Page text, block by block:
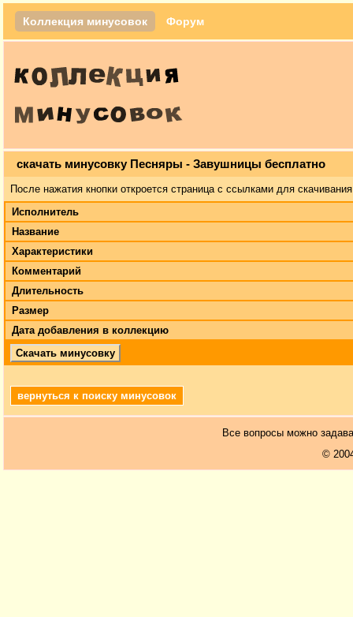
Коллекция минусовок Форум
скачать минусовку Песняры - Завушницы бесплатно
После нажатия кнопки откроется страница с ссылками для
Исполнитель
Название
Характеристики
Комментарий
Длительность
Размер
Дата добавления в коллекцию
Скачать минусовку
вернуться к поиску минусовок
Все вопросы можно
©